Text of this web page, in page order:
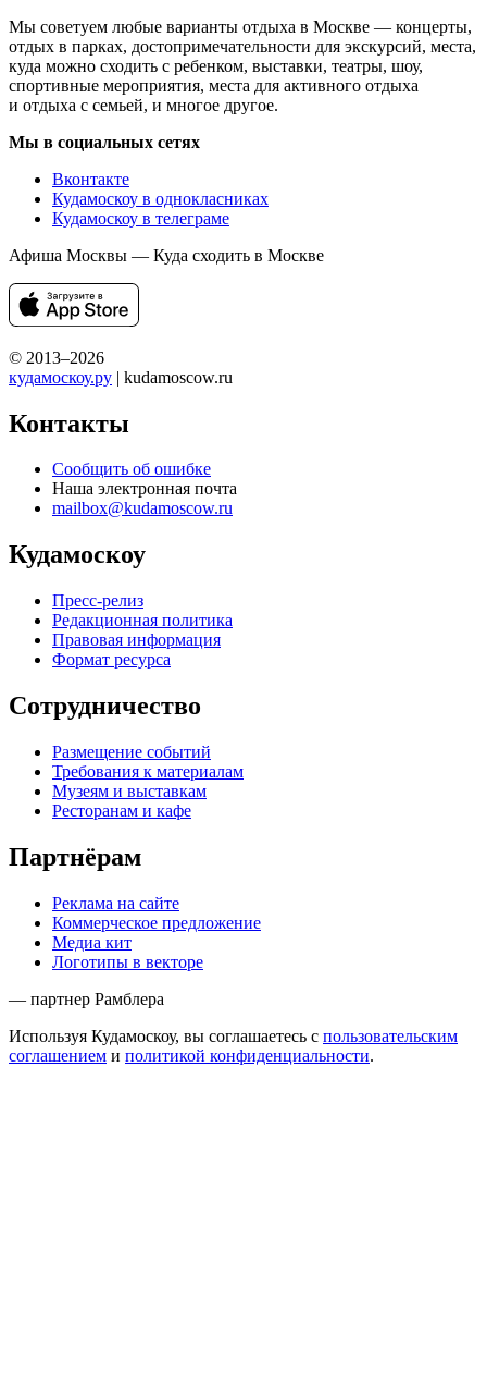
Мы советуем любые варианты отдыха в Москве — концерты,
отдых в парках, достопримечательности для экскурсий, места,
куда можно сходить с ребенком, выставки, театры, шоу,
спортивные мероприятия, места для активного отдыха
и отдыха с семьей, и многое другое.
Мы в социальных сетях
Вконтакте
Кудамоскоу в однокласниках
Кудамоскоу в телеграме
Афиша Москвы — Куда сходить в Москве
© 2013–2026
кудамоскоу.ру | kudamoscow.ru
Контакты
Сообщить об ошибке
Наша электронная почта
mailbox@kudamoscow.ru
Кудамоскоу
Пресс-релиз
Редакционная политика
Правовая информация
Формат ресурса
Сотрудничество
Размещение событий
Требования к материалам
Музеям и выставкам
Ресторанам и кафе
Партнёрам
Реклама на сайте
Коммерческое предложение
Медиа кит
Логотипы в векторе
— партнер Рамблера
Используя Кудамоскоу, вы соглашаетесь с пользовательским
соглашением и политикой конфиденциальности.